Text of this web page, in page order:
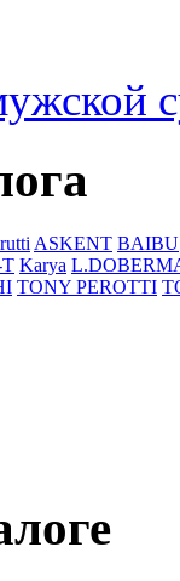
ASKENT BAIBU
Karya
TONY PEROTTI